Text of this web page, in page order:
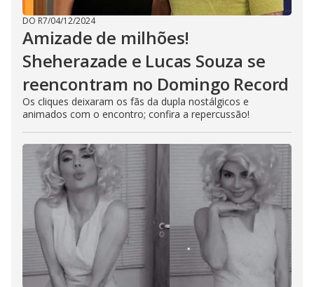
DO R7/04/12/2024
Amizade de milhões!
Sheherazade e Lucas Souza se
reencontram no Domingo Record
Os cliques deixaram os fãs da dupla nostálgicos e
animados com o encontro; confira a repercussão!